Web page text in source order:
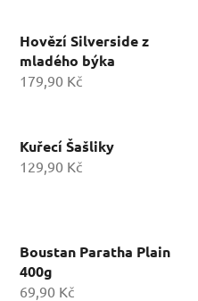
Hovězí Silverside z
mladého býka
179,90 Kč
Kuřecí Šašliky
129,90 Kč
Boustan Paratha Plain
400g
69,90 Kč